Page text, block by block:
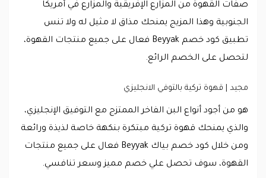
صفات القهوة من المزارع الإفريقية والمزارع في أمريكا
الجنوبية وهذا المزيج يمنحك مذاق لا مثيل له ولا تنس
تطبيق كود خصم Beyyak فعال على جميع منتجات القهوة،
لتحصل على الخصم الرائع.
مجيد | قهوة تركية بالتوفي الانجليزي
هو من أجود أنواع البن الفاخر الممتزج مع التوفيق الإنجليزي،
والذي يمنحك قهوة تركية مبتكرة بنكهة خاصة لذيذة ورائعة
ومن خلال كود خصم بياك Beyyak فعال على جميع منتجات
القهوة، سوف تحصل علي خصم مميز وسعر تنافسي.